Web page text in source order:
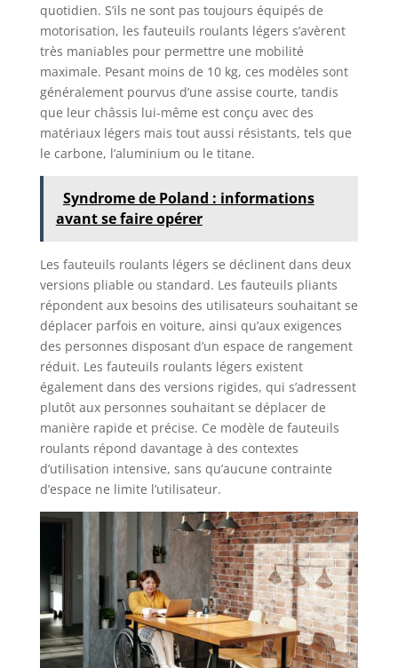
quotidien. S’ils ne sont pas toujours équipés de
motorisation, les fauteuils roulants légers s’avèrent
très maniables pour permettre une mobilité
maximale. Pesant moins de 10 kg, ces modèles sont
généralement pourvus d’une assise courte, tandis
que leur châssis lui-même est conçu avec des
matériaux légers mais tout aussi résistants, tels que
le carbone, l’aluminium ou le titane.
Syndrome de Poland : informations
avant se faire opérer
Les fauteuils roulants légers se déclinent dans deux
versions pliable ou standard. Les fauteuils pliants
répondent aux besoins des utilisateurs souhaitant se
déplacer parfois en voiture, ainsi qu’aux exigences
des personnes disposant d’un espace de rangement
réduit. Les fauteuils roulants légers existent
également dans des versions rigides, qui s’adressent
plutôt aux personnes souhaitant se déplacer de
manière rapide et précise. Ce modèle de fauteuils
roulants répond davantage à des contextes
d’utilisation intensive, sans qu’aucune contrainte
d’espace ne limite l’utilisateur.